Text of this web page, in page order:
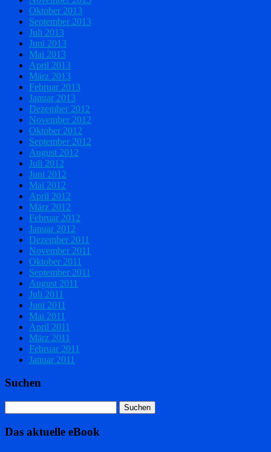
Oktober 2013
September 2013
Juli 2013
Juni 2013
Mai 2013
April 2013
März 2013
Februar 2013
Januar 2013
Dezember 2012
November 2012
Oktober 2012
September 2012
August 2012
Juli 2012
Juni 2012
Mai 2012
April 2012
März 2012
Februar 2012
Januar 2012
Dezember 2011
November 2011
Oktober 2011
September 2011
August 2011
Juli 2011
Juni 2011
Mai 2011
April 2011
März 2011
Februar 2011
Januar 2011
Suchen
Das aktuelle eBook